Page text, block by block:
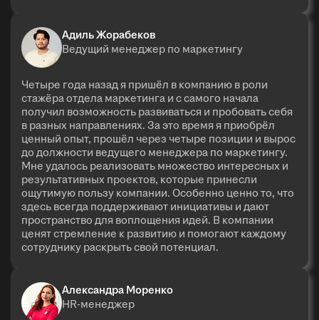
Адиль Жорабеков
Ведущий менеджер по маркетингу
Четыре года назад я пришёл в компанию в роли
стажёра отдела маркетинга и с самого начала
получил возможность развиваться и пробовать себя
в разных направлениях. За это время я приобрёл
ценный опыт, прошёл через четыре позиции и вырос
до должности ведущего менеджера по маркетингу.
Мне удалось реализовать множество интересных и
результативных проектов, которые принесли
ощутимую пользу компании. Особенно ценно то, что
здесь всегда поддерживают инициативы и дают
пространство для воплощения идей. В компании
ценят стремление к развитию и помогают каждому
сотруднику раскрыть свой потенциал.
Александра Моренко
HR-менеджер